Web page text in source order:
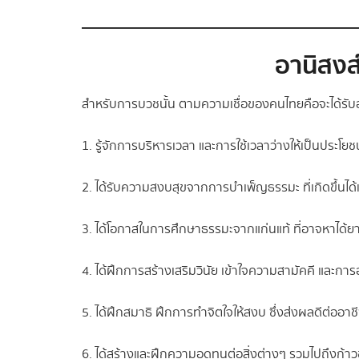
อานิสง
สำหรับการบวชนั้น ตามความเชื่อของคนไทยคือจะได้รั
1. รู้จักการบริหารเวลา และการใช้เวลาว่างให้เป็นประ
2. ได้รับความสงบสุขจากการบำเพ็ญธรรมะ ที่เกิดขึ้นได้
3. ได้โอกาสในการศึกษาธรรมะจากแก่นแท้ ที่อาจหาได้
4. ได้ฝึกการสร้างเสริมวินัย เข้าใจความสามัคคี และกา
5. ได้ฝึกสมาธิ ฝึกการทำจิตใจให้สงบ ซึ่งส่งผลดีต่ออา
6. ได้สร้างและฝึกความอดทนต่อสิ่งต่างๆ รวมไปถึงก้า